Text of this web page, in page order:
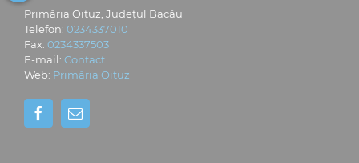
Primăria Oituz, Județul Bacău
Telefon: 0234337010
Fax: 0234337503
E-mail: Contact
Web: Primăria Oituz